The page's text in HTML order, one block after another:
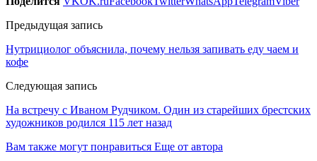
Предыдущая запись
Нутрициолог объяснила, почему нельзя запивать еду чаем и
кофе
Следующая запись
На встречу с Иваном Рудчиком. Один из старейших брестских
художников родился 115 лет назад
Вам также могут понравиться Еще от автора